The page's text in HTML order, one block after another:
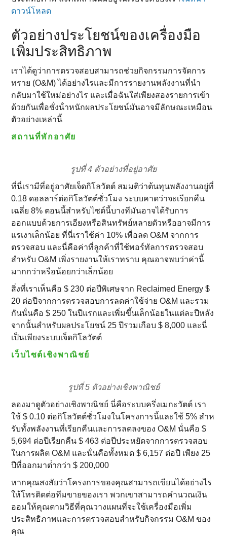
ดาวน์โหลด
ตัวอย่างประโยชน์ของเครื่องมือ
เพิ่มประสิทธิภาพ
เราได้ดูว่าการตรวจสอบสามารถช่วยกิจกรรมการจัดการ
ทราย (O&M) ได้อย่างไรและมีการรายงานพลังงานที่นํา
กลับมาใช้ใหม่อย่างไร และเมื่อฉันใส่เพียงสองรายการเข้า
ด้วยกันเพื่อชั่งน้ําหนักผลประโยชน์มันอาจมีลักษณะเหมือน
ตัวอย่างเหล่านี้
สถานที่พักอาศัย
รูปที่ 4 ตัวอย่างที่อยู่อาศัย
ที่นี่เรามีที่อยู่อาศัยเจ็ดกิโลวัตต์ สมมติว่าต้นทุนพลังงานอยู่ที่
0.18 ดอลลาร์ต่อกิโลวัตต์ชั่วโมง ระบบคาดว่าจะเรียกคืน
เฉลี่ย 8% ตอนนี้สําหรับไซต์นี้บางทีมันอาจได้รับการ
ออกแบบด้วยการเอียงหรือสินทรัพย์หลายตัวหรืออาจมีการ
แรเงาเล็กน้อย ที่นี่เราใช้ค่า 10% เพื่อลด O&M จากการ
ตรวจสอบ และนี่คือค่าที่ลูกค้าที่ใช้พอร์ทัลการตรวจสอบ
สําหรับ O&M เพิ่งรายงานให้เราทราบ คุณอาจพบว่าค่านี้
มากกว่าหรือน้อยกว่าเล็กน้อย
สิ่งที่เราเห็นคือ $ 230 ต่อปีพิเศษจาก Reclaimed Energy $
20 ต่อปีจากการตรวจสอบการลดค่าใช้จ่าย O&M และรวม
กันนั่นคือ $ 250 ในปีแรกและเพิ่มขึ้นเล็กน้อยในแต่ละปีหลัง
จากนั้นสําหรับผลประโยชน์ 25 ปีรวมเกือบ $ 8,000 และนี่
เป็นเพียงระบบเจ็ดกิโลวัตต์
เว็บไซต์เชิงพาณิชย์
รูปที่ 5 ตัวอย่างเชิงพาณิชย์
ลองมาดูตัวอย่างเชิงพาณิชย์ นี่คือระบบครึ่งเมกะวัตต์ เรา
ใช้ $ 0.10 ต่อกิโลวัตต์ชั่วโมงในโครงการนี้และใช้ 5% สําห
รับทั้งพลังงานที่เรียกคืนและการลดลงของ O&M นั่นคือ $
5,694 ต่อปีเรียกคืน $ 463 ต่อปีประหยัดจากการตรวจสอบ
ในการผลิต O&M และนั่นคือทั้งหมด $ 6,157 ต่อปี เพียง 25
ปีที่ออกมาต่ํากว่า $ 200,000
หากคุณสงสัยว่าโครงการของคุณสามารถเขียนได้อย่างไร
ให้โทรติดต่อทีมขายของเรา พวกเขาสามารถคํานวณเงิน
ออมให้คุณตามวิธีที่คุณวางแผนที่จะใช้เครื่องมือเพิ่ม
ประสิทธิภาพและการตรวจสอบสําหรับกิจกรรม O&M ของ
คุณ